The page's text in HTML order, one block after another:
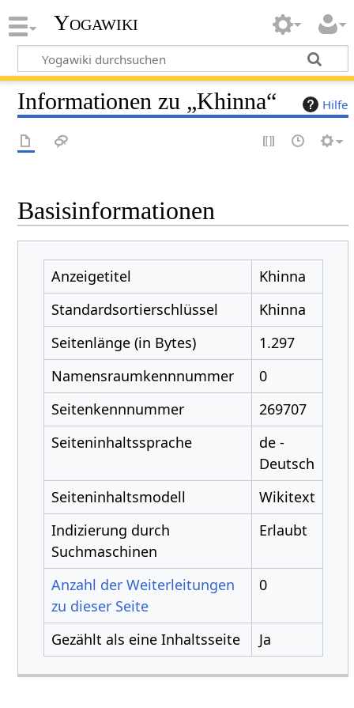
Yogawiki
Hilfe
Informationen zu „Khinna“
Basisinformationen
Anzeigetitel
Khinna
Standardsortierschlüssel
Khinna
Seitenlänge (in Bytes)
1.297
Namensraumkennnummer
0
Seitenkennnummer
269707
Seiteninhaltssprache
de -
Deutsch
Seiteninhaltsmodell
Wikitext
Indizierung durch
Suchmaschinen
Erlaubt
Anzahl der Weiterleitungen
zu dieser Seite
0
Gezählt als eine Inhaltsseite Ja